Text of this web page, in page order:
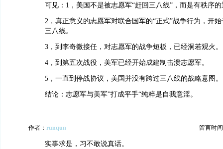
可见：1，美国不是被志愿军“赶回三八线”，而是有秩序
2，真正意义的志愿军对联合国军的“正式”战争行为，开
三八线。
3，到李奇微接任，对志愿军的战争短板，已经洞若观火。
4，到第五次战役，美军已经开始成建制击溃志愿军。
5，一直到停战协议，美国并没有跨过三八线的战略意图。
结论：志愿军与美军”打成平手“纯粹是自我意淫。
作者： runqun 留言时
实事求是，习不敢说真话。